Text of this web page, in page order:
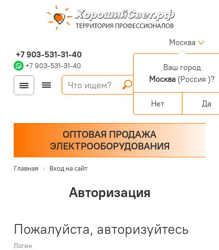
+7 903-531-31-40
+7 903-531-31-40
Москва
Войти
Регистрация
Корзина
0 позиций
Персональный раздел
ОПТОВАЯ ПРОДАЖА
ЭЛЕКТРООБОРУДОВАНИЯ
Главная Вход на сайт
Авторизация
Пожалуйста, авторизуйтесь
Логин
Ваш город
Москва (Россия )?
Нет Да